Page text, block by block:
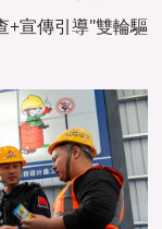
+宣傳引導"雙輪驅